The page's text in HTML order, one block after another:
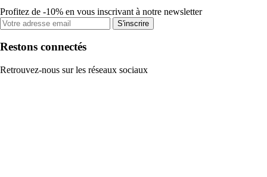
Profitez de -10% en vous inscrivant à notre newsletter
S'inscrire
Restons connectés
Retrouvez-nous sur les réseaux sociaux